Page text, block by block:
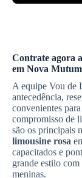
Contrate agora
em Nova Mutum
A equipe Vou de
antecedência,
convenientes
compromisso de
são os principais
limousine rosa
capacitados e
grande estilo
meninas.